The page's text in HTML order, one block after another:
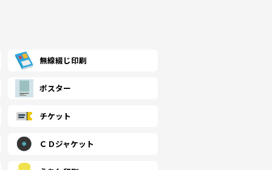
無線綴じ印刷
ポスター
チケット
ＣＤジャケット